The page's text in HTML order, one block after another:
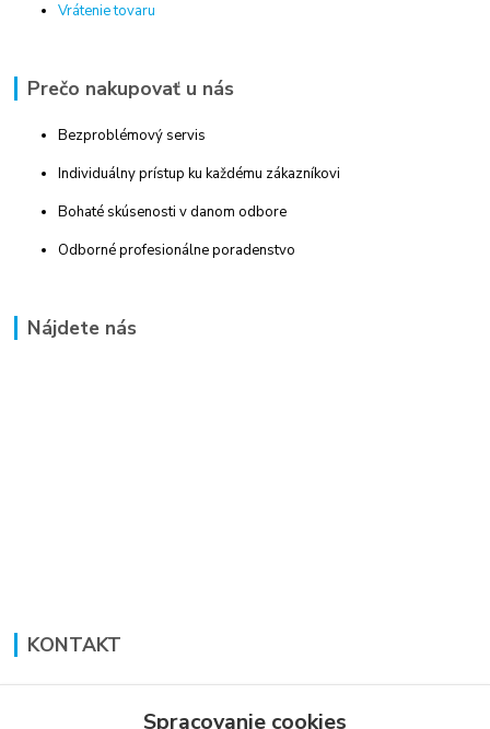
Vrátenie tovaru
Prečo nakupovať u nás
Bezproblémový servis
Individuálny prístup ku každému zákazníkovi
Bohaté skúsenosti v danom odbore
Odborné profesionálne poradenstvo
Nájdete nás
KONTAKT
+421 948 711 774Spracovanie cookies